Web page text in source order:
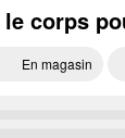
corps
En magasin